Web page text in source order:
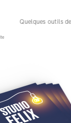
Quelques outils